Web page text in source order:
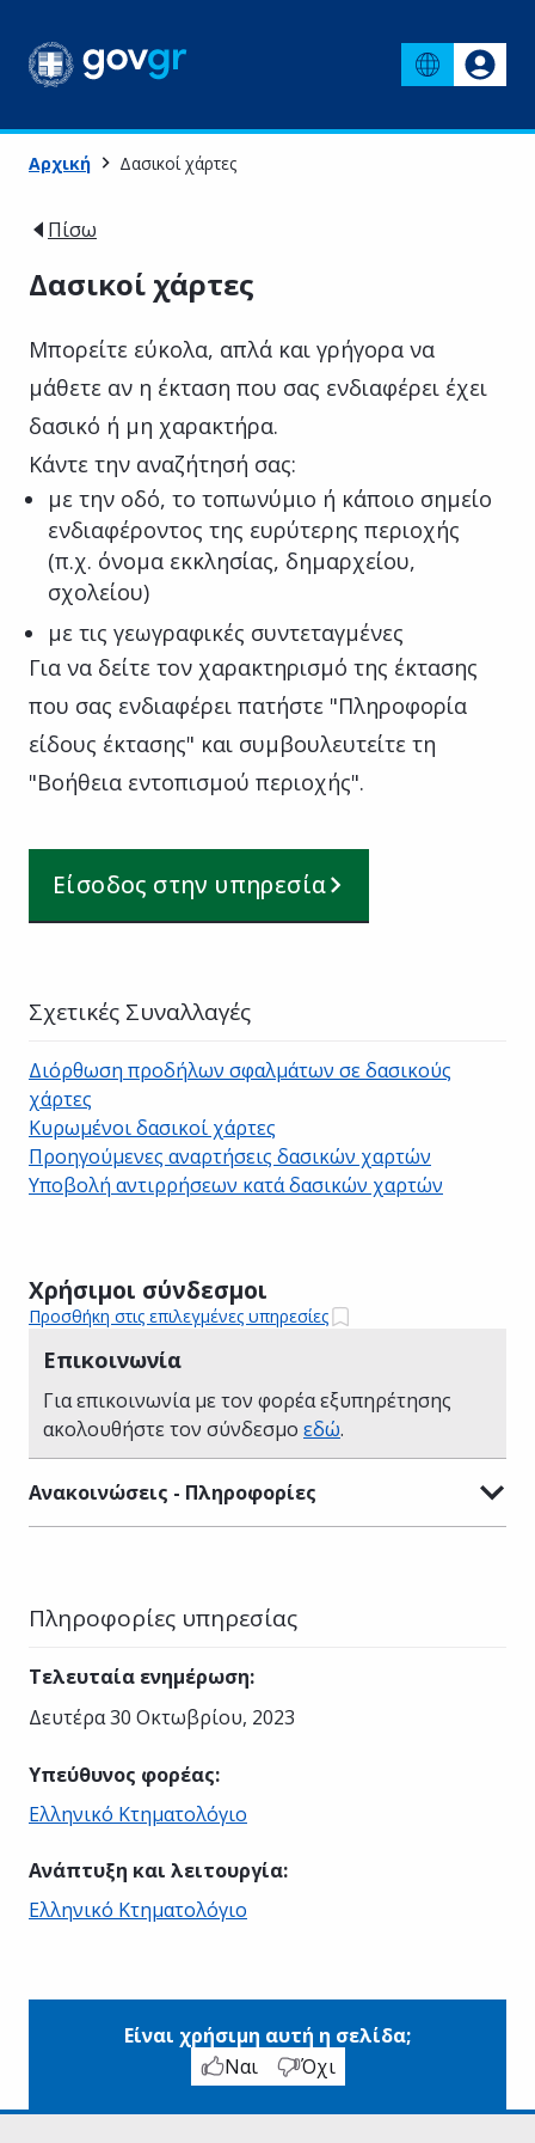
Αρχική Δασικοί χάρτες
Πίσω
Δασικοί χάρτες
Μπορείτε εύκολα, απλά και γρήγορα να
μάθετε αν η έκταση που σας ενδιαφέρει έχει
δασικό ή μη χαρακτήρα.
Κάντε την αναζήτησή σας:
με την οδό, το τοπωνύμιο ή κάποιο σημείο
ενδιαφέροντος της ευρύτερης περιοχής
(π.χ. όνομα εκκλησίας, δημαρχείου,
σχολείου)
με τις γεωγραφικές συντεταγμένες
Για να δείτε τον χαρακτηρισμό της έκτασης
που σας ενδιαφέρει πατήστε "Πληροφορία
είδους έκτασης" και συμβουλευτείτε τη
"Βοήθεια εντοπισμού περιοχής".
Είσοδος στην υπηρεσία
Χρήσιμοι σύνδεσμοι
Προσθήκη στις επιλεγμένες υπηρεσίες
Επικοινωνία
Για επικοινωνία με τον φορέα εξυπηρέτησης
ακολουθήστε τον σύνδεσμο εδώ.
Ανακοινώσεις - Πληροφορίες
Σχετικές Συναλλαγές
Διόρθωση προδήλων σφαλμάτων σε δασικούς
χάρτες
Κυρωμένοι δασικοί χάρτες
Προηγούμενες αναρτήσεις δασικών χαρτών
Υποβολή αντιρρήσεων κατά δασικών χαρτών
Πληροφορίες υπηρεσίας
Τελευταία ενημέρωση:
Δευτέρα 30 Οκτωβρίου, 2023
Υπεύθυνος φορέας:
Ελληνικό Κτηματολόγιο
Ανάπτυξη και λειτουργία:
Ελληνικό Κτηματολόγιο
Είναι χρήσιμη αυτή η σελίδα;
Ναι
Όχι